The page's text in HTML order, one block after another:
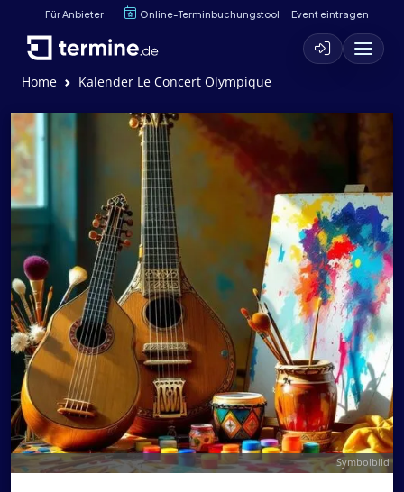
Für Anbieter Online-Terminbuchungstool Event eintragen
Home Kalender Le Concert Olympique
Symbolbild